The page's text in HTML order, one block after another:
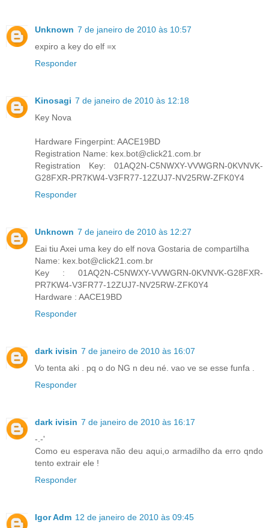
Unknown 7 de janeiro de 2010 às 10:57
expiro a key do elf =x
Responder
Kinosagi 7 de janeiro de 2010 às 12:18
Key Nova
Hardware Fingerpint: AACE19BD
Registration Name: kex.bot@click21.com.br
Registration Key: 01AQ2N-C5NWXY-VVWGRN-0KVNVK-
G28FXR-PR7KW4-V3FR77-12ZUJ7-NV25RW-ZFK0Y4
Responder
Unknown 7 de janeiro de 2010 às 12:27
Eai tiu Axei uma key do elf nova Gostaria de compartilha
Name: kex.bot@click21.com.br
Key : 01AQ2N-C5NWXY-VVWGRN-0KVNVK-G28FXR-
PR7KW4-V3FR77-12ZUJ7-NV25RW-ZFK0Y4
Hardware : AACE19BD
Responder
dark ivisin 7 de janeiro de 2010 às 16:07
Vo tenta aki . pq o do NG n deu né. vao ve se esse funfa .
Responder
dark ivisin 7 de janeiro de 2010 às 16:17
-.-'
Como eu esperava não deu aqui,o armadilho da erro qndo
tento extrair ele !
Responder
Igor Adm 12 de janeiro de 2010 às 09:45